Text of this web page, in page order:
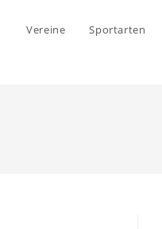
Vereine Sportarten